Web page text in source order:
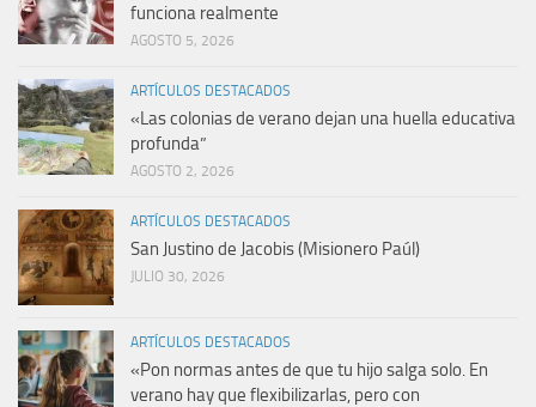
funciona realmente
AGOSTO 5, 2026
ARTÍCULOS DESTACADOS
«Las colonias de verano dejan una huella educativa
profunda”
AGOSTO 2, 2026
ARTÍCULOS DESTACADOS
San Justino de Jacobis (Misionero Paúl)
JULIO 30, 2026
ARTÍCULOS DESTACADOS
«Pon normas antes de que tu hijo salga solo. En
verano hay que flexibilizarlas, pero con